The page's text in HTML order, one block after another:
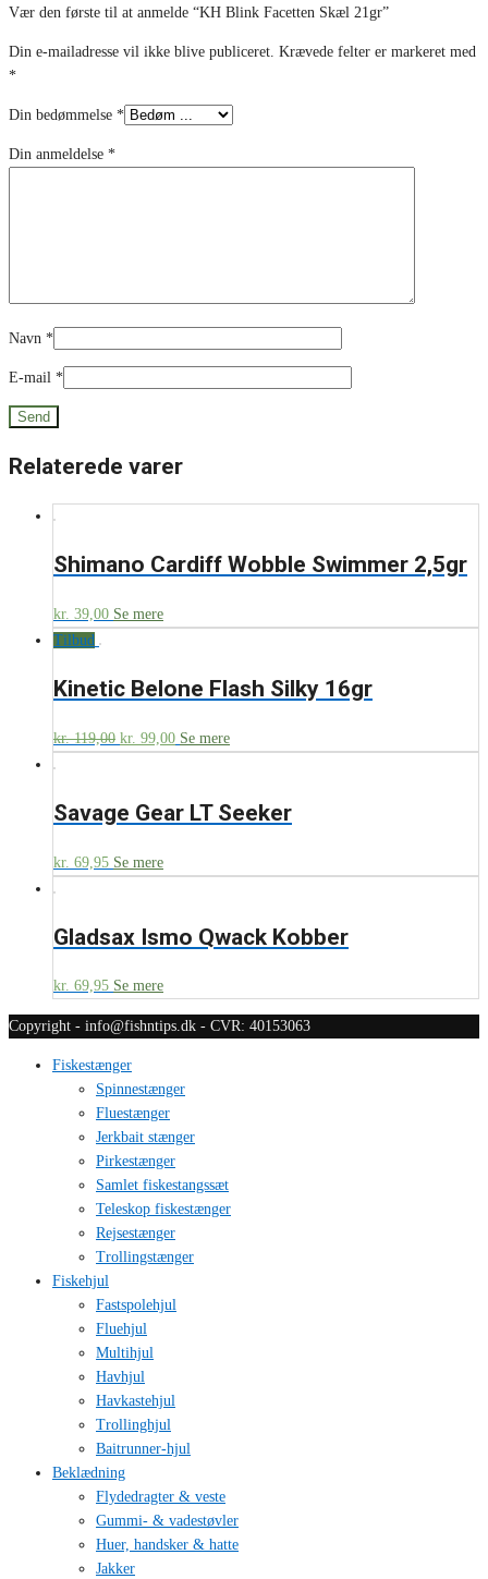
Vær den første til at anmelde “KH Blink Facetten Skæl 21gr”
Din e-mailadresse vil ikke blive publiceret. Krævede felter er markeret med
*
Din bedømmelse *
Din anmeldelse *
Navn *
E-mail *
Relaterede varer
Shimano Cardiff Wobble Swimmer 2,5gr
kr. 39,00 Se mere
Tilbud
Kinetic Belone Flash Silky 16gr
kr.119,00 kr. 99,00 Se mere
Savage Gear LT Seeker
kr. 69,95 Se mere
Gladsax Ismo Qwack Kobber
kr. 69,95 Se mere
Copyright - info@fishntips.dk - CVR: 40153063
Fiskestænger
Spinnestænger
Fluestænger
Jerkbait stænger
Pirkestænger
Samlet fiskestangssæt
Teleskop fiskestænger
Rejsestænger
Trollingstænger
Fiskehjul
Fastspolehjul
Fluehjul
Multihjul
Havhjul
Havkastehjul
Trollinghjul
Baitrunner-hjul
Beklædning
Flydedragter & veste
Gummi- & vadestøvler
Huer, handsker & hatte
Jakker